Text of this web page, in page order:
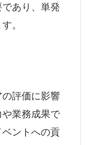
あり、単発
。
評価に影響
業務成果で
ントへの貢